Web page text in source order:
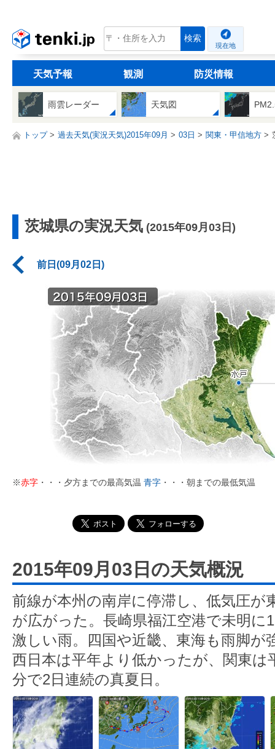
tenki.jp 検索
現在地
天気予報 観測 防災情報
雨雲レーダー 天気図
トップ 過去天気(実況天気)2015年09月 03日 関東・甲信地方
茨城県の実況天気 (2015年09月03日)
前日(09月02日)
※赤字 ・・・夕方までの最高気温 青字 ・・・朝までの最低気温
2015年09月03日の天気概況
前線が本州の南岸に停滞し、低気圧が
が広がった。長崎県福江空港で未明に
激しい雨。四国や近畿、東海も雨脚が
西日本は平年より低かったが、関東は
分で2日連続の真夏日。